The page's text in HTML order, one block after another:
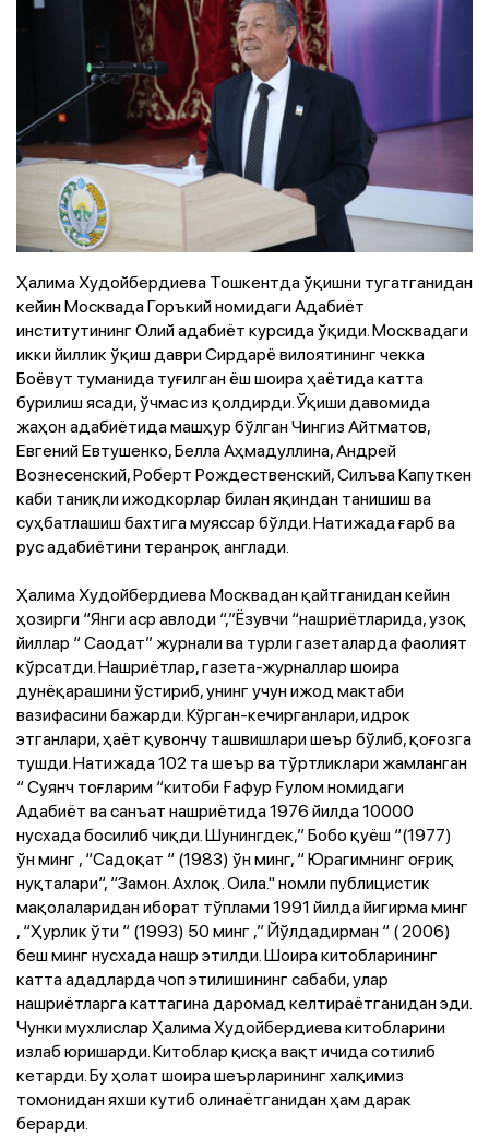
Ҳалима Худойбердиева Тошкентда ўқишни тугатганидан
кейин Москвада Горъкий номидаги Адабиёт
институтининг Олий адабиёт курсида ўқиди. Москвадаги
икки йиллик ўқиш даври Сирдарё вилоятининг чекка
Боёвут туманида туғилган ёш шоира ҳаётида катта
бурилиш ясади, ўчмас из қолдирди. Ўқиши давомида
жаҳон адабиётида машҳур бўлган Чингиз Айтматов,
Евгений Евтушенко, Белла Аҳмадуллина, Андрей
Вознесенский, Роберт Рождественский, Силъва Капуткен
каби таниқли ижодкорлар билан яқиндан танишиш ва
суҳбатлашиш бахтига муяссар бўлди. Натижада ғарб ва
рус адабиётини теранроқ англади.
Ҳалима Худойбердиева Москвадан қайтганидан кейин
ҳозирги “Янги аср авлоди “,”Ёзувчи “нашриётларида, узоқ
йиллар “ Саодат” журнали ва турли газеталарда фаолият
кўрсатди. Нашриётлар, газета-журналлар шоира
дунёқарашини ўстириб, унинг учун ижод мактаби
вазифасини бажарди. Кўрган-кечирганлари, идрок
этганлари, ҳаёт қувончу ташвишлари шеър бўлиб, қоғозга
тушди. Натижада 102 та шеър ва тўртликлари жамланган
“ Суянч тоғларим “китоби Ғафур Ғулом номидаги
Адабиёт ва санъат нашриётида 1976 йилда 10000
нусхада босилиб чиқди. Шунингдек,” Бобо қуёш “(1977)
ўн минг , “Садоқат “ (1983) ўн минг, “ Юрагимнинг оғриқ
нуқталари“, “Замон. Ахлоқ. Оила." номли публицистик
мақолаларидан иборат тўплами 1991 йилда йигирма минг
, “Ҳурлик ўти “ (1993) 50 минг ,” Йўлдадирман “ ( 2006)
беш минг нусхада нашр этилди. Шоира китобларининг
катта ададларда чоп этилишининг сабаби, улар
нашриётларга каттагина даромад келтираётганидан эди.
Чунки мухлислар Ҳалима Худойбердиева китобларини
излаб юришарди. Китоблар қисқа вақт ичида сотилиб
кетарди. Бу ҳолат шоира шеърларининг халқимиз
томонидан яхши кутиб олинаётганидан ҳам дарак
берарди.